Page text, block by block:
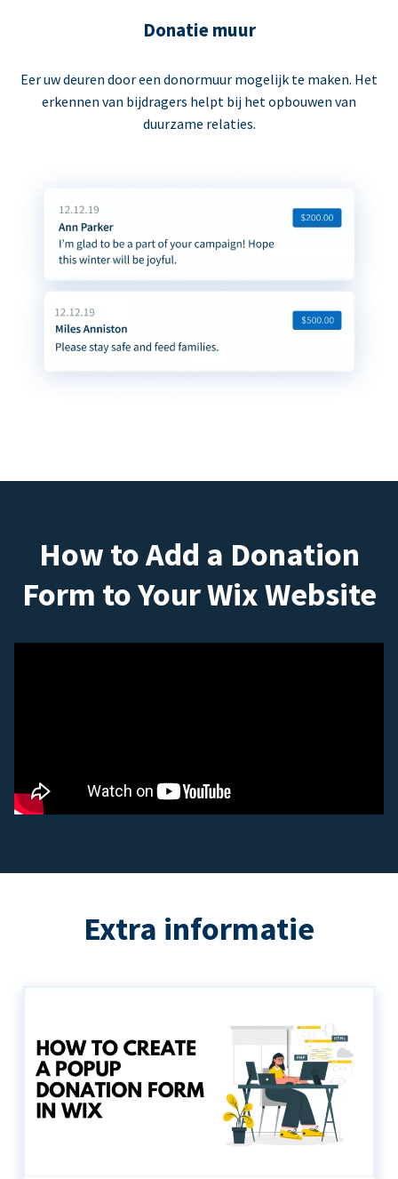
Donatie muur
Eer uw deuren door een donormuur mogelijk te maken. Het
erkennen van bijdragers helpt bij het opbouwen van
duurzame relaties.
How to Add a Donation
Form to Your Wix Website
Extra informatie